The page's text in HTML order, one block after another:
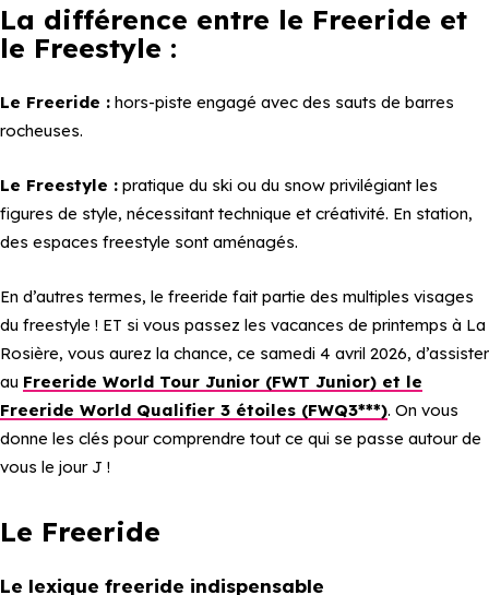
La différence entre le Freeride et
le Freestyle :
Le Freeride : hors-piste engagé avec des sauts de barres
rocheuses.
Le Freestyle : pratique du ski ou du snow privilégiant les
figures de style, nécessitant technique et créativité. En station,
des espaces freestyle sont aménagés.
En d’autres termes, le freeride fait partie des multiples visages
du freestyle ! ET si vous passez les vacances de printemps à La
Rosière, vous aurez la chance, ce samedi 4 avril 2026, d’assister
au Freeride World Tour Junior (FWT Junior) et le
Freeride World Qualifier 3 étoiles (FWQ3***). On vous
donne les clés pour comprendre tout ce qui se passe autour de
vous le jour J !
Le Freeride
Le lexique freeride indispensable